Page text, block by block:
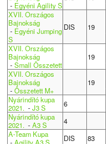
- Egyéni Agility S
XVII. Országos
Bajnokság
- Egyéni Jumping
S
DIS 19
XVII. Országos
Bajnokság
-Small Összetett
19
XVII. Országos
Bajnokság
-Összetett M+
19
Nyárindító kupa
2021. -J3 S 6
Nyárindító kupa
2021. -A3 S 4
A-Team Kupa
-Agility A3 S DIS 83